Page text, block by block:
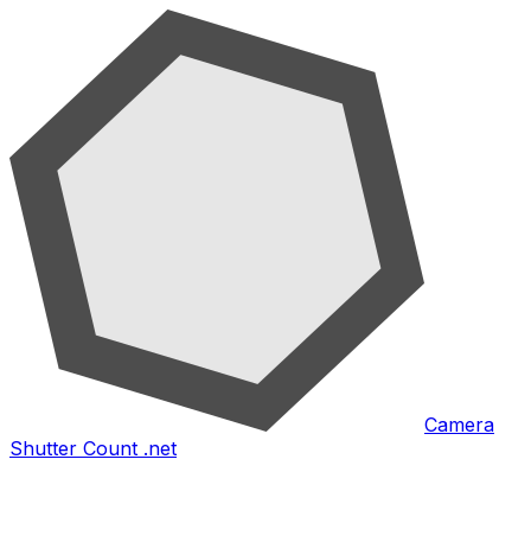
Camera
Shutter Count .net